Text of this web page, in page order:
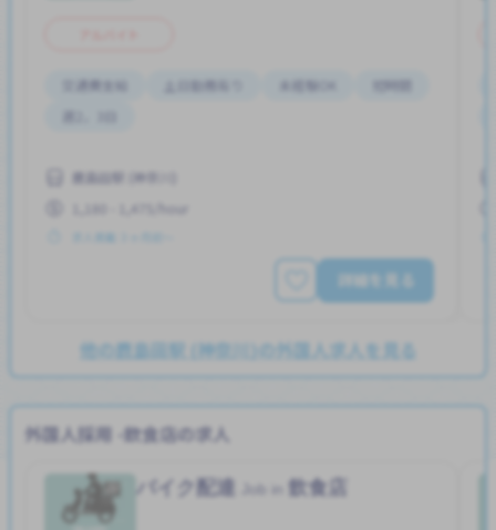
交通費支給 土日勤務有り 未経験OK
短時間
週2，3日
鹿島田駅 (神奈川)
1,180 - 1,475/hour
求人掲載 ３ヶ月前〜
詳細を見る
他の鹿島田駅 (神奈川)の外国人求人を見る
外国人採用 -飲食店の求人
バイク配達 飲食店